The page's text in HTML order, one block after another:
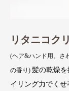
リタニコク
(ヘア&ハンド用、さ
の香り) 髪の乾燥
イリング力でく